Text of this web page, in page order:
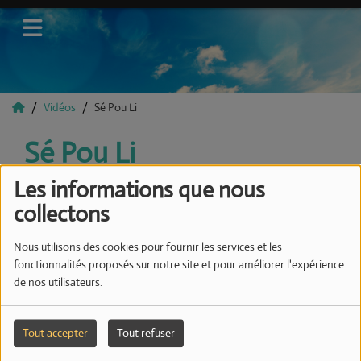
Les informations que nous
collectons
Nous utilisons des cookies pour fournir les services et les
fonctionnalités proposés sur notre site et pour améliorer l'expérience
de nos utilisateurs.
Tout accepter Tout refuser
Vidéos Sé Pou Li
Sé Pou Li